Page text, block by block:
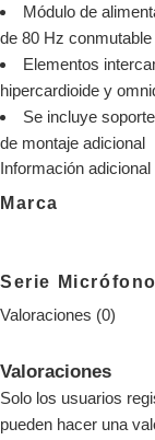
Módulo de
de 80 Hz
Elementos
hipercardioide y
Se incluye
de montaje adicional
Información adicional
Marca
Serie Micrófono
Valoraciones (0)
Valoraciones
Solo los usuarios
pueden hacer una